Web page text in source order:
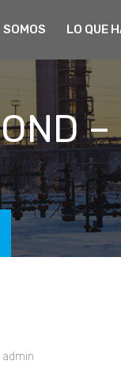
SOMOS LO QUE
–
admin